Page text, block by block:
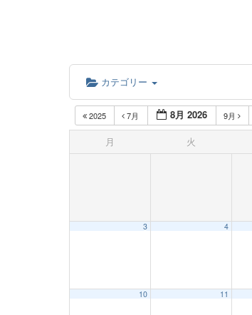
カテゴリー
2025 7月 8月 2026 9月
月 火
3 4
10 11